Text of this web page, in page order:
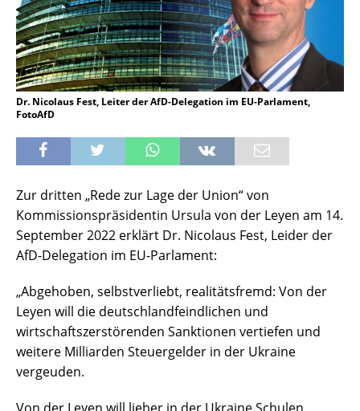
Dr. Nicolaus Fest, Leiter der AfD-Delegation im EU-Parlament,
FotoAfD
Zur dritten „Rede zur Lage der Union“ von
Kommissionspräsidentin Ursula von der Leyen am 14.
September 2022 erklärt Dr. Nicolaus Fest, Leider der
AfD-Delegation im EU-Parlament:
„Abgehoben, selbstverliebt, realitätsfremd: Von der
Leyen will die deutschlandfeindlichen und
wirtschaftszerstörenden Sanktionen vertiefen und
weitere Milliarden Steuergelder in der Ukraine
vergeuden.